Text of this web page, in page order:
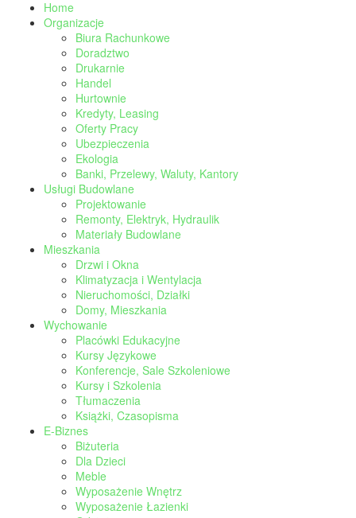
Home
Organizacje
Biura Rachunkowe
Doradztwo
Drukarnie
Handel
Hurtownie
Kredyty, Leasing
Oferty Pracy
Ubezpieczenia
Ekologia
Banki, Przelewy, Waluty, Kantory
Usługi Budowlane
Projektowanie
Remonty, Elektryk, Hydraulik
Materiały Budowlane
Mieszkania
Drzwi i Okna
Klimatyzacja i Wentylacja
Nieruchomości, Działki
Domy, Mieszkania
Wychowanie
Placówki Edukacyjne
Kursy Językowe
Konferencje, Sale Szkoleniowe
Kursy i Szkolenia
Tłumaczenia
Książki, Czasopisma
E-Biznes
Biżuteria
Dla Dzieci
Meble
Wyposażenie Wnętrz
Wyposażenie Łazienki